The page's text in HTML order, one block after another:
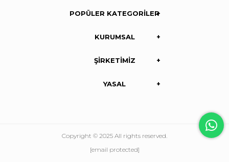
POPÜLER KATEGORİLER
KURUMSAL
ŞİRKETİMİZ
YASAL
Copyright © 2025 All rights reserved.
[email protected]